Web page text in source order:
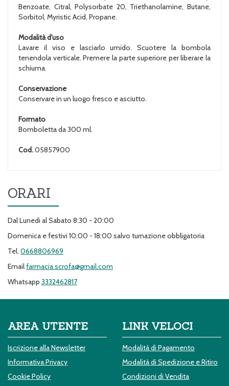
Benzoate, Citral, Polysorbate 20, Triethanolamine, Butane,
Sorbitol, Myristic Acid, Propane.
Modalità d'uso
Lavare il viso e lasciarlo umido. Scuotere la bombola
tenendola verticale. Premere la parte superiore per liberare la
schiuma.
Conservazione
Conservare in un luogo fresco e asciutto.
Formato
Bomboletta da 300 ml.
Cod.05857900
ORARI
Dal Lunedi al Sabato 8:30 - 20:00
Domenica e festivi 10:00 - 18:00 salvo turnazione obbligatoria
Tel. 0668806969
Emailfarmacia.scrofa@gmail.com
Whatsapp 3332462817
AREA UTENTE
Iscrizione alla Newsletter
Informativa Privacy
Cookie Policy
LINK VELOCI
Modalità di Pagamento
Modalità di Spedizione e Ritiro
Condizioni di Vendita